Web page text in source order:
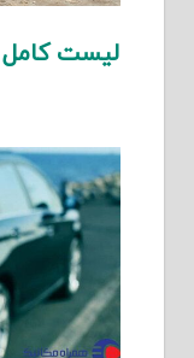
لیست کامل